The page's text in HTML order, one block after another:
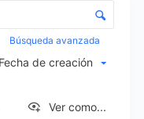
Búsqueda avanzada
Fecha de creación
Ver como...